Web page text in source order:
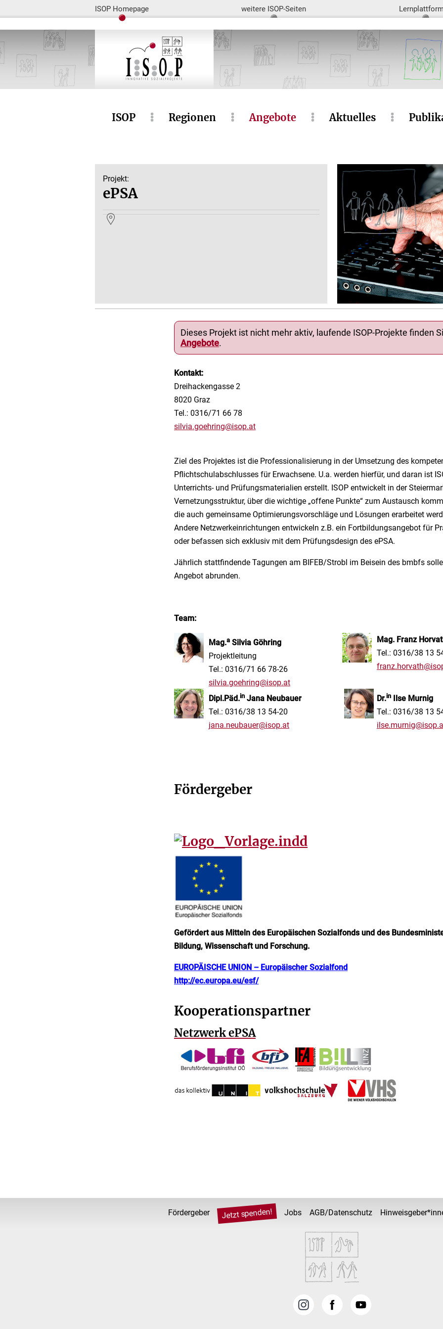
ISOP Homepage weitere ISOP-Seiten
ISOP Regionen Angebote Aktuelles
Projekt:
ePSA
Dieses Projekt ist nicht mehr aktiv, laufende ISOP-Projekte finden
Angebote.
Kontakt:
Dreihackengasse 2
8020 Graz
Tel.: 0316/71 66 78
silvia.goehring@isop.at
Ziel des Projektes ist die Professionalisierung in der Umsetzung des
Pflichtschulabschlusses für Erwachsene. U.a. werden hierfür, und daran ist
Unterrichts- und Prüfungsmaterialien erstellt. ISOP entwickelt in der
Vernetzungsstruktur, über die wichtige „offene Punkte“ zum Austausch
die auch gemeinsame Optimierungsvorschläge und Lösungen erarbeitet
Andere Netzwerkeinrichtungen entwickeln z.B. ein Fortbildungsangebot für
oder befassen sich exklusiv mit dem Prüfungsdesign des ePSA.
Jährlich stattfindende Tagungen am BIFEB/Strobl im Beisein des bmbfs
Angebot abrunden.
Team:
Mag.a Silvia Göhring
Projektleitung
Tel.: 0316/71 66 78-26
silvia.goehring@isop.at
Mag. Franz
Tel.: 0316/38 13
Dipl.Päd.in Jana Neubauer
Tel.: 0316/38 13 54-20
jana.neubauer@isop.at
Dr.in Ilse Murnig
Tel.: 0316/38 13
Fördergeber
Gefördert aus Mitteln des Europäischen Sozialfonds und des
Bildung, Wissenschaft und Forschung.
EUROPÄISCHE UNION – Europäischer Sozialfond
http://ec.europa.eu/esf/
Kooperationspartner
Netzwerk ePSA
Fördergeber Jetzt spenden! Jobs AGB/Datenschutz